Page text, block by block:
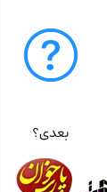
بعدی؟